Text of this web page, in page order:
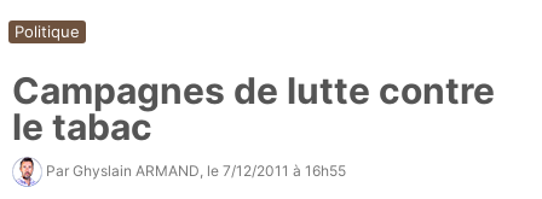
Politique
Campagnes de lutte contre
le tabac
Par Ghyslain ARMAND , le 7/12/2011 à 16h55